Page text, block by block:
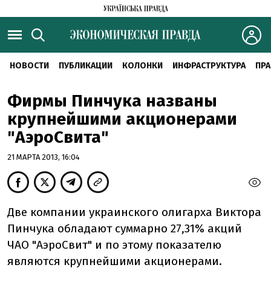
НОВОСТИ ПУБЛИКАЦИИ КОЛОНКИ ИНФРАСТРУКТУРА
Фирмы Пинчука названы
крупнейшими акционерами
"АэроСвита"
21 МАРТА 2013, 16:04
Две компании украинского олигарха Виктора
Пинчука обладают суммарно 27,31% акций
ЧАО "АэроСвит" и по этому показателю
являются крупнейшими акционерами.